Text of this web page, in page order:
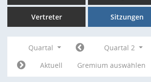
Vertreter Sitzungen
Quartal Quartal 2
Aktuell
Gremium auswählen